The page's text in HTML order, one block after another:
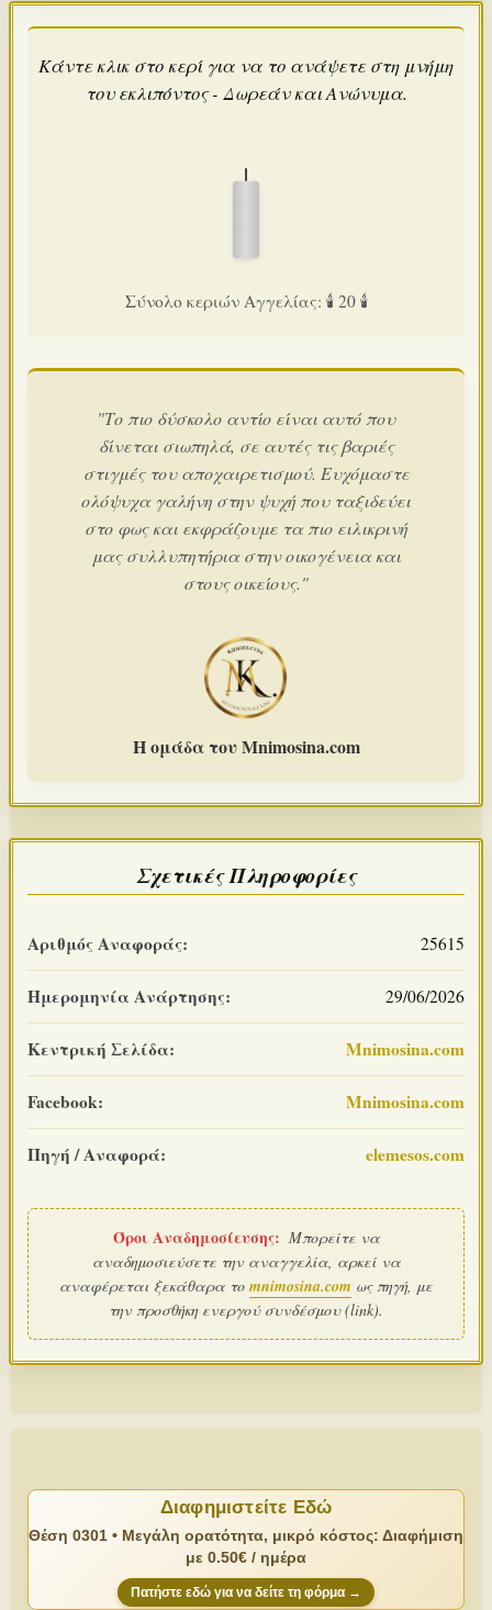
Κάντε κλικ στο κερί για να το ανάψετε στη μνήμη
του εκλιπόντος - Δωρεάν και Ανώνυμα.
Σύνολο κεριών Αγγελίας: 🕯️ 20 🕯️
"Το πιο δύσκολο αντίο είναι αυτό που
δίνεται σιωπηλά, σε αυτές τις βαριές
στιγμές του αποχαιρετισμού. Ευχόμαστε
ολόψυχα γαλήνη στην ψυχή που ταξιδεύει
στο φως και εκφράζουμε τα πιο ειλικρινή
μας συλλυπητήρια στην οικογένεια και
στους οικείους."
Η ομάδα του Mnimosina.com
Σχετικές Πληροφορίες
Αριθμός Αναφοράς: 25615
Ημερομηνία Ανάρτησης: 29/06/2026
Κεντρική Σελίδα: Mnimosina.com
Facebook: Mnimosina.com
Πηγή / Αναφορά: elemesos.com
Όροι Αναδημοσίευσης: Μπορείτε να
αναδημοσιεύσετε την αναγγελία, αρκεί να
αναφέρεται ξεκάθαρα το mnimosina.com ως πηγή, με
την προσθήκη ενεργού συνδέσμου (link).
Διαφημιστείτε Εδώ
Θέση 0301 • Μεγάλη ορατότητα, μικρό κόστος: Διαφήμιση
με 0.50€ / ημέρα
Πατήστε εδώ για να δείτε τη φόρμα →